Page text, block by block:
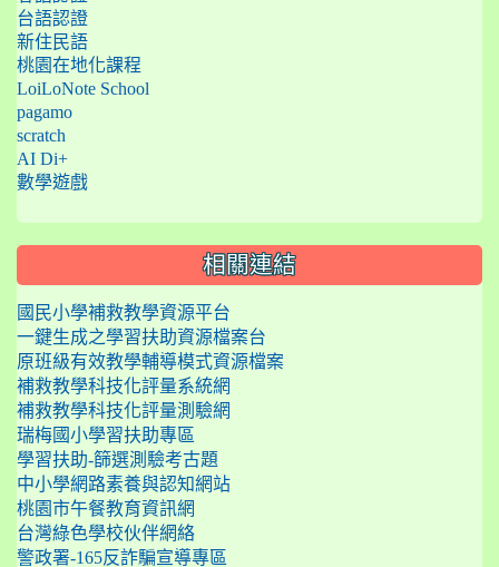
台語認證
新住民語
桃園在地化課程
LoiLoNote School
pagamo
scratch
AI Di+
數學遊戲
相關連結
國民小學補救教學資源平台
一鍵生成之學習扶助資源檔案台
原班級有效教學輔導模式資源檔案
補救教學科技化評量系統網
補救教學科技化評量測驗網
瑞梅國小學習扶助專區
學習扶助-篩選測驗考古題
中小學網路素養與認知網站
桃園市午餐教育資訊網
台灣綠色學校伙伴網絡
警政署-165反詐騙宣導專區